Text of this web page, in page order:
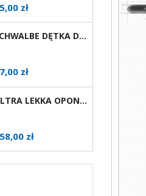
zł
SCHWALBE DĘTKA DO WÓZKA INWALIDZKIEGO 22X1 AV
zł
ULTRA LEKKA OPONA DO WÓZKA AKTYWNEGO SCHWALBE MARATHON PLUS EVOLUTION RÓŻNE ROZMIARY AV
zł